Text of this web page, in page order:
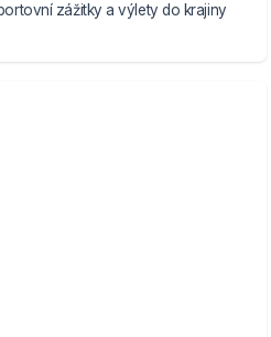
zážitky a výlety do krajiny